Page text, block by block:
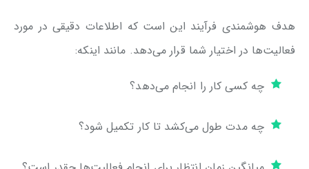
هدف هوشمندی فرآیند این است که اطلاعات دقیقی در مورد
فعالیت‌ها در اختیار شما قرار می‌دهد. مانند اینکه:
چه کسی کار را انجام می‌دهد؟
چه مدت طول می‌کشد تا کار تکمیل شود؟